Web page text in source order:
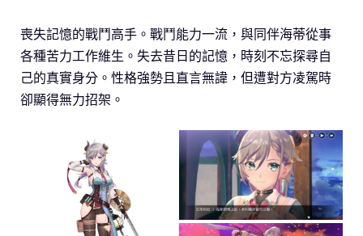
喪失記憶的戰鬥高手。戰鬥能力一流，與同伴海蒂從事
各種苦力工作維生。失去昔日的記憶，時刻不忘探尋自
己的真實身分。性格強勢且直言無諱，但遭對方凌駕時
卻顯得無力招架。